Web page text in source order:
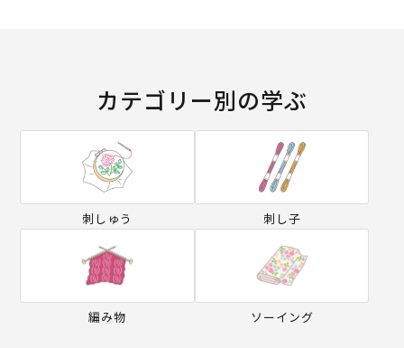
カテゴリー別の学ぶ
刺しゅう 刺し子
編み物 ソーイング